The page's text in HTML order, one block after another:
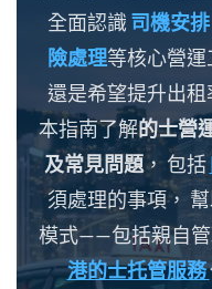
全面認識司機安
險處理等核心營運
還是希望提升出
本指南了解的士營
及常見問題， 包括
須處理的事項，
模式——包括親自管
港的士托管服務